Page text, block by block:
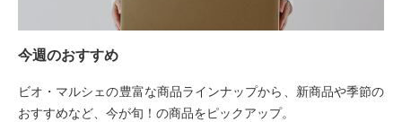
今週のおすすめ
ビオ・マルシェの豊富な商品ラインナップから、新商品や季節の
おすすめなど、今が旬！の商品をピックアップ。